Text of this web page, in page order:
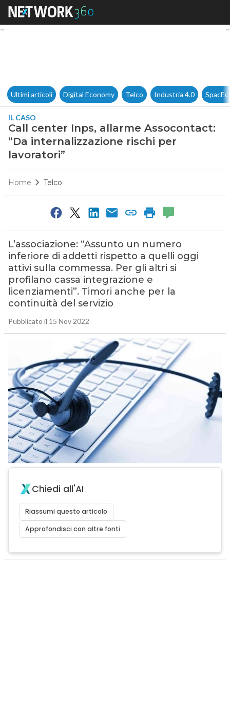
Call center Inps, allarme
Ultimi articoli Digital Economy Telco Industria 4.0
IL CASO
Call center Inps, allarme Assocontact:
“Da internalizzazione rischi per
lavoratori”
Home Telco
L’associazione: “Assunto un numero
inferiore di addetti rispetto a quelli oggi
attivi sulla commessa. Per gli altri si
profilano cassa integrazione e
licenziamenti”. Timori anche per la
continuità del servizio
Pubblicato il 15 Nov 2022
Chiedi all'AI
Riassumi questo articolo
Approfondisci con altre fonti